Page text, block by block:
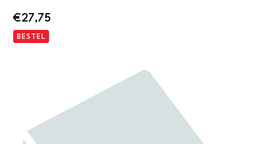
€27,75
BESTEL